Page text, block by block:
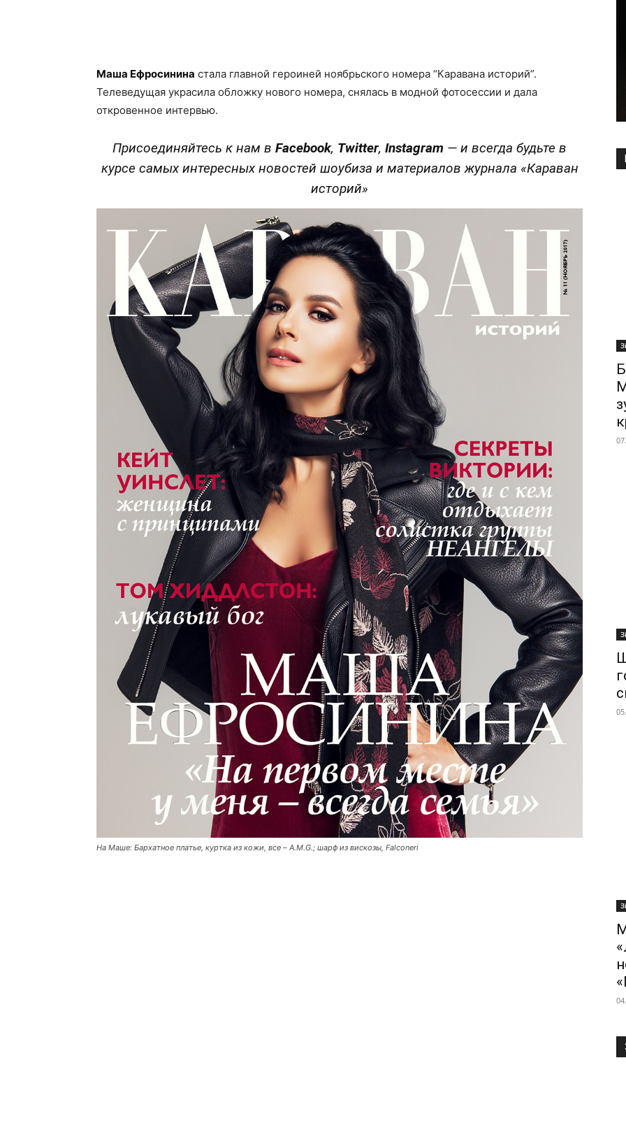
Маша Ефросинина стала главной героиней ноябрьского номера “Каравана историй”.
Телеведущая украсила обложку нового номера, снялась в модной фотосессии и дала
откровенное интервью.
Присоединяйтесь к нам в Facebook, Twitter, Instagram — и всегда будьте в
курсе самых интересных новостей шоубиза и материалов журнала «Караван
историй»
На Маше: Бархатное платье, куртка из кожи, все – A.M.G.; шарф из вискозы, Falconeri